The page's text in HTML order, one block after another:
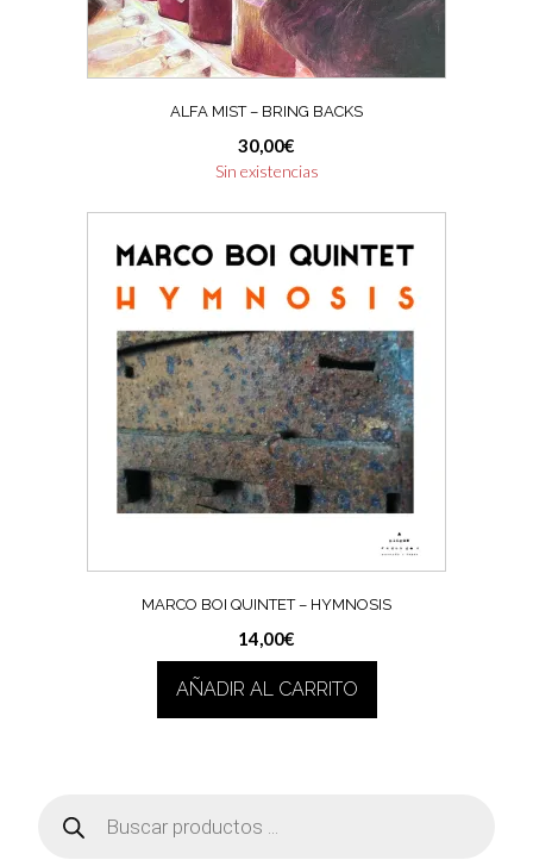
ALFA MIST – BRING BACKS
30,00€
Sin existencias
MARCO BOI QUINTET – HYMNOSIS
14,00€
AÑADIR AL CARRITO
productos